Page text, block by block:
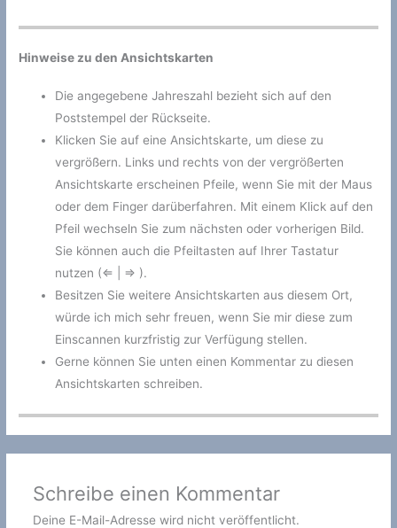
Hinweise zu den Ansichtskarten
Die angegebene Jahreszahl bezieht sich auf den
Poststempel der Rückseite.
Klicken Sie auf eine Ansichtskarte, um diese zu
vergrößern. Links und rechts von der vergrößerten
Ansichtskarte erscheinen Pfeile, wenn Sie mit der Maus
oder dem Finger darüberfahren. Mit einem Klick auf den
Pfeil wechseln Sie zum nächsten oder vorherigen Bild.
Sie können auch die Pfeiltasten auf Ihrer Tastatur
nutzen (⇐ | ⇒ ).
Besitzen Sie weitere Ansichtskarten aus diesem Ort,
würde ich mich sehr freuen, wenn Sie mir diese zum
Einscannen kurzfristig zur Verfügung stellen.
Gerne können Sie unten einen Kommentar zu diesen
Ansichtskarten schreiben.
Schreibe einen Kommentar
Deine E-Mail-Adresse wird nicht veröffentlicht.